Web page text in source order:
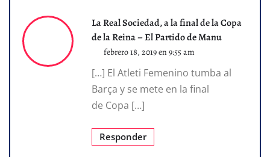
La Real Sociedad, a la final de la Copa
de la Reina – El Partido de Manu
febrero 18, 2019 en 9:55 am
[…] El Atleti Femenino tumba al
Barça y se mete en la final
de Copa […]
Responder